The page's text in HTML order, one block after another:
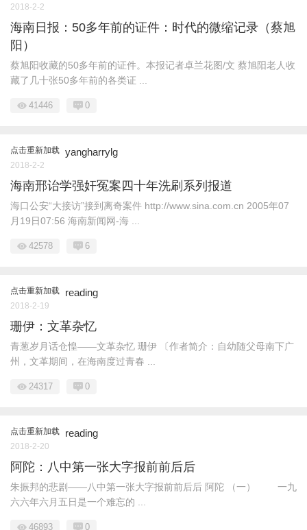
2018-2-2
海南日报：50多年前的证件：时代的微缩记录（蔡旭
阳）
蔡旭阳收藏的50多年前的证件。本报记者卓兰花图/文 蔡旭阳老人收
藏了几十张50多年前的各类证 ...
41446 0
点击重新加载 yangharrylg
2018-2-2
海南邢诒学强奸冤案四十年洗刷系列报道
海口公安“大接访”接到离奇案件 http://www.sina.com.cn 2005年07
月19日07:56 海南新闻网-海 ...
42578 6
点击重新加载 reading
2018-2-19
珊伊：文革杂忆
青葱岁月话仓惶——文革杂忆 珊伊 〔作者简介：自幼随父母南下广
州，文革期间，在海南度过青春 ...
24317 0
点击重新加载 reading
2018-2-20
阿陀：八中第一张大字报前前后后
朱振邦的悲剧——八中第一张大字报前前后后 阿陀 （一） 一九
六六年六月五日是一个难忘的 ...
46893 0